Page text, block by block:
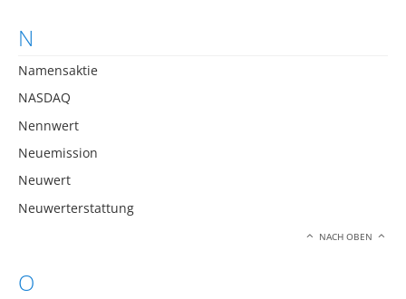
N
Namensaktie
NASDAQ
Nennwert
Neuemission
Neuwert
Neuwerterstattung
NACH OBEN
O